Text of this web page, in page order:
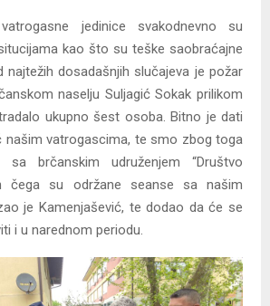
jedinice svakodnevno su
kao što su teške saobraćajne
najtežih dosadašnjih slučajeva je požar
naselju Suljagić Sokak prilikom
ukupno šest osoba. Bitno je dati
našim vatrogascima, te smo zbog toga
sa brčanskim udruženjem “Društvo
čega su održane seanse sa našim
je Kamenjašević, te dodao da će se
i u narednom periodu.